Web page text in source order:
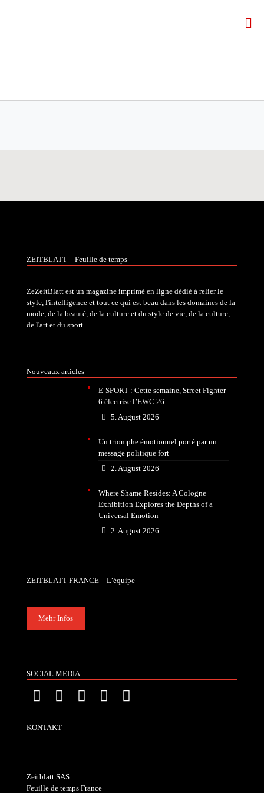
ZEITBLATT – Feuille de temps
ZeZeitBlatt est un magazine imprimé en ligne dédié à relier le
style, l'intelligence et tout ce qui est beau dans les domaines de la
mode, de la beauté, de la culture et du style de vie, de la culture,
de l'art et du sport.
Nouveaux articles
E-SPORT : Cette semaine, Street Fighter
6 électrise l’EWC 26
5. August 2026
Un triomphe émotionnel porté par un
message politique fort
2. August 2026
Where Shame Resides: A Cologne
Exhibition Explores the Depths of a
Universal Emotion
2. August 2026
ZEITBLATT FRANCE – L’équipe
Mehr Infos
SOCIAL MEDIA
KONTAKT
Zeitblatt SAS
Feuille de temps France